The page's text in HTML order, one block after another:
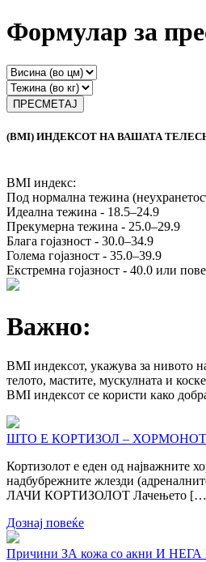
Формулар за
ПРЕСМЕТАЈ
(BMI) ИНДЕКСОТ НА ВАШАТА
BMI индекс:
Под нормална тежина
Идеална тежина - 18.5–24.9
Прекумерна тежина - 25.0–29.9
Блага гојазност - 30.0–34.9
Голема гојазност - 35.0–39.9
Екстремна гојазност - 40.0 или
Важно:
BMI индексот, укажува за нивото
телото, мастите, мускулната и
BMI индексот се користи како
ШТО Е КОРТИЗОЛ –
Кортизолот е еден од најважните
надбубрежните жлезди
ЛАЧИ КОРТИЗОЛОТ Лачењето
Дознај повеќе
Причини ЗА кожа со акни И